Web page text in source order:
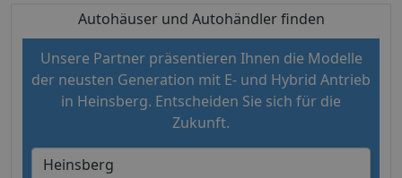
Autohäuser und Autohändler finden
Unsere Partner präsentieren Ihnen die Modelle
der neusten Generation mit E- und Hybrid Antrieb
in Heinsberg. Entscheiden Sie sich für die
Zukunft.